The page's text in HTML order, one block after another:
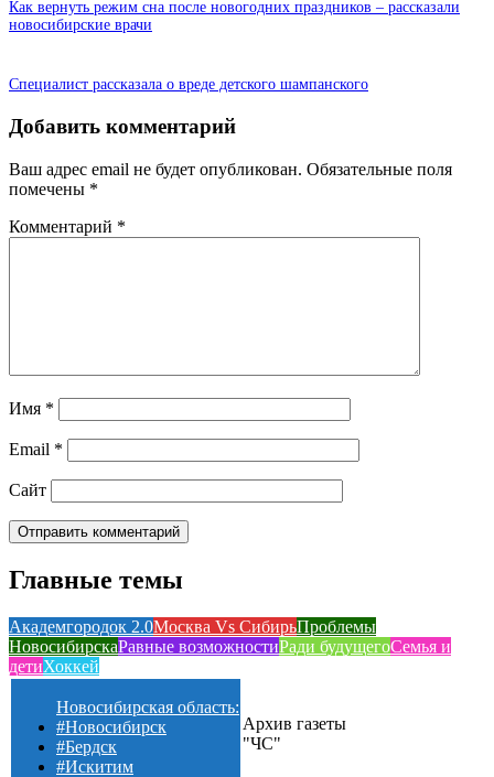
Как вернуть режим сна после новогодних праздников – рассказали
новосибирские врачи
Специалист рассказала о вреде детского шампанского
Добавить комментарий
Ваш адрес email не будет опубликован. Обязательные поля
помечены *
Комментарий *
Имя *
Email *
Сайт
Главные темы
Академгородок 2.0Москва Vs СибирьПроблемы
НовосибирскаРавные возможностиРади будущегоСемья и
детиХоккей
Новосибирская область:
#Новосибирск
#Бердск
#Искитим
Архив газеты
"ЧС"